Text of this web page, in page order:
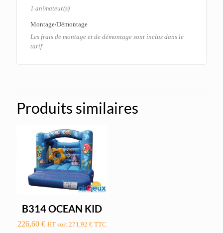
1 animateur(s)
Montage/Démontage
Les frais de montage et de démontage sont inclus dans le
tarif
Produits similaires
B314 OCEAN KID
226,60€ HT soit271,92€ TTC